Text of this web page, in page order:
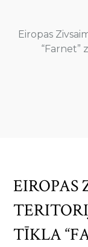
Eiropas
“Farnet”
EIROPAS
TĪKLA